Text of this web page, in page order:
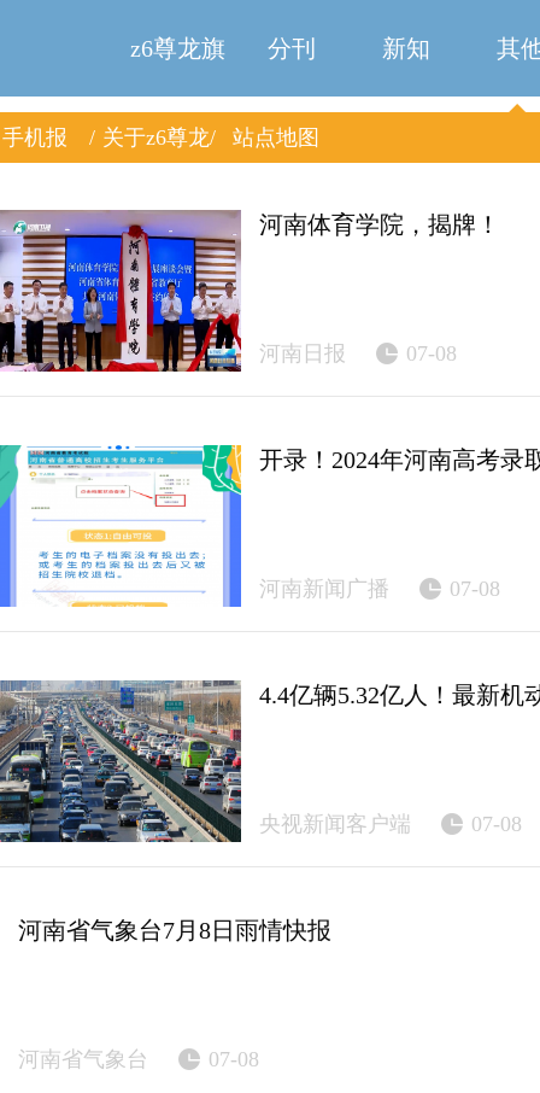
新界 | 河南手机报-z6尊龙旗舰厅
z6尊龙旗
舰厅
分刊 新知 其
手机报 关于z6尊龙 站点地图
河南体育学院，揭牌！
河南日报 07-08
开录！2024年河南高考录
河南新闻广播 07-08
4.4亿辆5.32亿人！最新机
央视新闻客户端 07-08
河南省气象台7月8日雨情快报
河南省气象台 07-08